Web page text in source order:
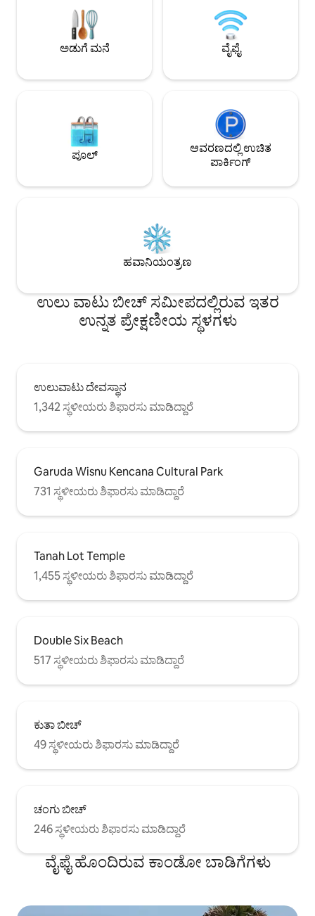
ಇಂಟರ್ನೆಟ್, ಇನ್-ಹೌಸ್ ಮಸಾಜ್‌ಗಳು, ಫ್ಲೋಟಿಂಗ್
ಬ್ರೇಕ್‌ಫಾಸ್ಟ್‌ಗಳು ಮತ್ತು ದೈನಂದಿನ ಹೌಸ್‌ಕೀಪಿಂಗ್.
ಉಲುವಾತುವಿನ ವಿಶ್ವ ದರ್ಜೆಯ ಸರ್ಫ್, ಊಟ, ಬೀಚ್
ಕ್ಲಬ್‌ಗಳು ಮತ್ತು ಬಾಲಿನೀಸ್ ಸಂಸ್ಕೃತಿ ಕೆಲವೇ ಕ್ಷಣಗಳ
ಗೌಪ್ಯತೆ ಮತ್ತು ಸ್ಥಳದ
ಸಮತೋಲನವಾಗಿದೆ. ಏನನ್ನು ನಿರೀಕ್ಷಿಸಬಹುದು: -
ಖಾಸಗಿ ಪೂಲ್ ಜೊತೆಗೆ
ಬಾರ್ಬೆಕ್ಯೂ ಪ್ರದೇಶ -
ಅಡುಗೆ ಮನೆ ವೈಫೈ
ಪೂಲ್
ಆವರಣದಲ್ಲಿ ಉಚಿತ
ಪಾರ್ಕಿಂಗ್
ಹವಾನಿಯಂತ್ರಣ
ಉಲು ವಾಟು ಬೀಚ್ ಸಮೀಪದಲ್ಲಿರುವ ಇತರ
ಉನ್ನತ ಪ್ರೇಕ್ಷಣೀಯ ಸ್ಥಳಗಳು
ಉಲುವಾಟು ದೇವಸ್ಥಾನ
1,342 ಸ್ಥಳೀಯರು ಶಿಫಾರಸು ಮಾಡಿದ್ದಾರೆ
Garuda Wisnu Kencana Cultural Park
731 ಸ್ಥಳೀಯರು ಶಿಫಾರಸು ಮಾಡಿದ್ದಾರೆ
Tanah Lot Temple
1,455 ಸ್ಥಳೀಯರು ಶಿಫಾರಸು ಮಾಡಿದ್ದಾರೆ
Double Six Beach
517 ಸ್ಥಳೀಯರು ಶಿಫಾರಸು ಮಾಡಿದ್ದಾರೆ
ಕುತಾ ಬೀಚ್
49 ಸ್ಥಳೀಯರು ಶಿಫಾರಸು ಮಾಡಿದ್ದಾರೆ
ಚಂಗು ಬೀಚ್
246 ಸ್ಥಳೀಯರು ಶಿಫಾರಸು ಮಾಡಿದ್ದಾರೆ
ವೈಫೈ ಹೊಂದಿರುವ ಕಾಂಡೋ ಬಾಡಿಗೆಗಳು